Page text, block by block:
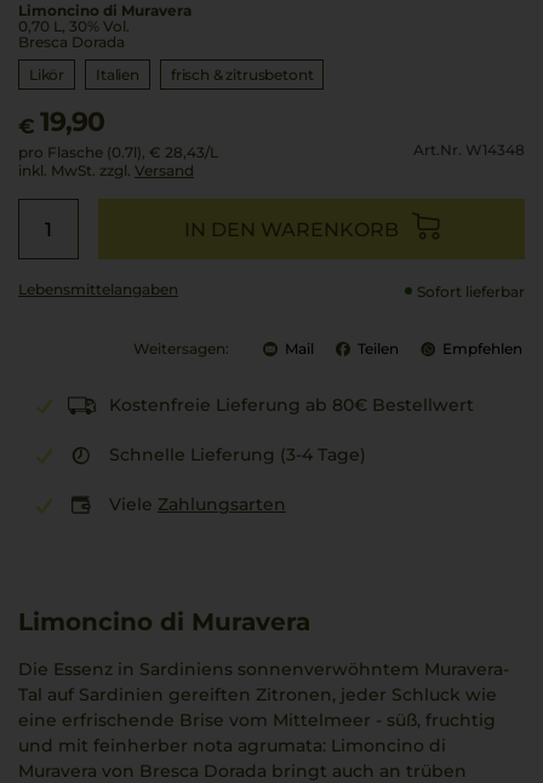
Limoncino di Muravera
0,70 L, 30% Vol.
Bresca Dorada
Likör
Italien frisch & zitrusbetont
€ 19,90
pro Flasche (0.7l), € 28,43/L
inkl. MwSt. zzgl. Versand
Art.Nr. W14348
IN DEN WARENKORB
Lebensmittel­angaben Sofort lieferbar
Weitersagen: Mail Teilen Empfehlen
Kostenfreie Lieferung ab 80€ Bestellwert
Schnelle Lieferung (3-4 Tage)
Viele Zahlungsarten
Limoncino di Muravera
Die Essenz in Sardiniens sonnenverwöhntem Muravera-
Tal auf Sardinien gereiften Zitronen, jeder Schluck wie
eine erfrischende Brise vom Mittelmeer - süß, fruchtig
und mit feinherber nota agrumata: Limoncino di
Muravera von Bresca Dorada bringt auch an trüben